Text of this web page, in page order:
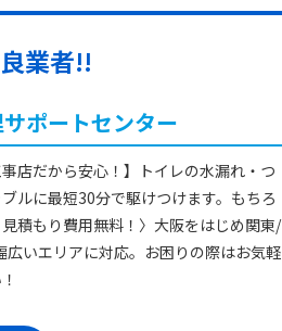
業者!!
ポートセンター
事店だから安心！】トイレの水漏れ・つ
ルに最短30分で駆けつけます。もちろ
積もり費用無料！〉大阪をはじめ関東/
広いエリアに対応。お困りの際はお気軽